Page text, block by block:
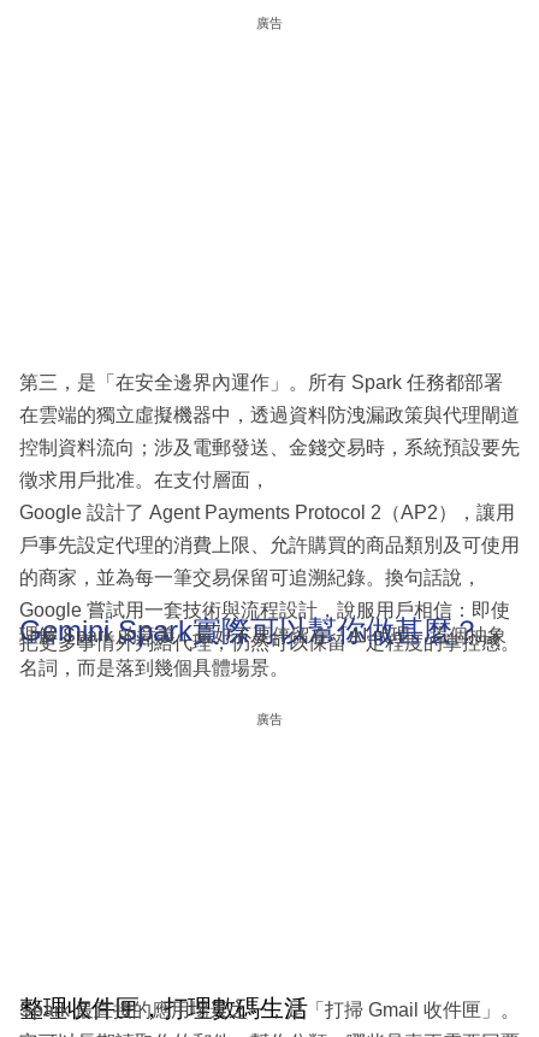
廣告
第三，是「在安全邊界內運作」。所有 Spark 任務都部署
在雲端的獨立虛擬機器中，透過資料防洩漏政策與代理閘道
控制資料流向；涉及電郵發送、金錢交易時，系統預設要先
徵求用戶批准。在支付層面，
Google 設計了 Agent Payments Protocol 2（AP2），讓用
戶事先設定代理的消費上限、允許購買的商品類別及可使用
的商家，並為每一筆交易保留可追溯紀錄。換句話說，
Google 嘗試用一套技術與流程設計，說服用戶相信：即使
把更多事情外判給代理，仍然可以保留一定程度的掌控感。
Gemini Spark實際可以幫你做甚麼？
理解 Spark 的意義，最好不要停留在「AI 代理」這個抽象
名詞，而是落到幾個具體場景。
廣告
整理收件匣，打理數碼生活
Spark 最直接的應用場景之一，是「打掃 Gmail 收件匣」。